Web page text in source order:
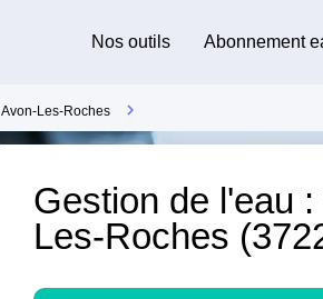
Nos outils Abonnement
Avon-Les-Roches
Gestion de l'eau
Les-Roches